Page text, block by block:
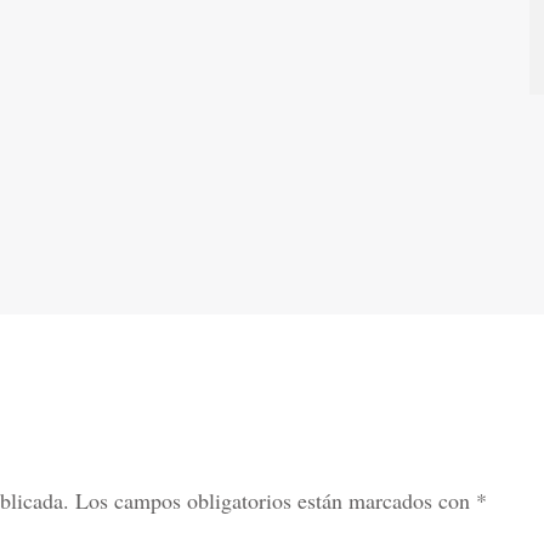
Los campos obligatorios están marcados con *